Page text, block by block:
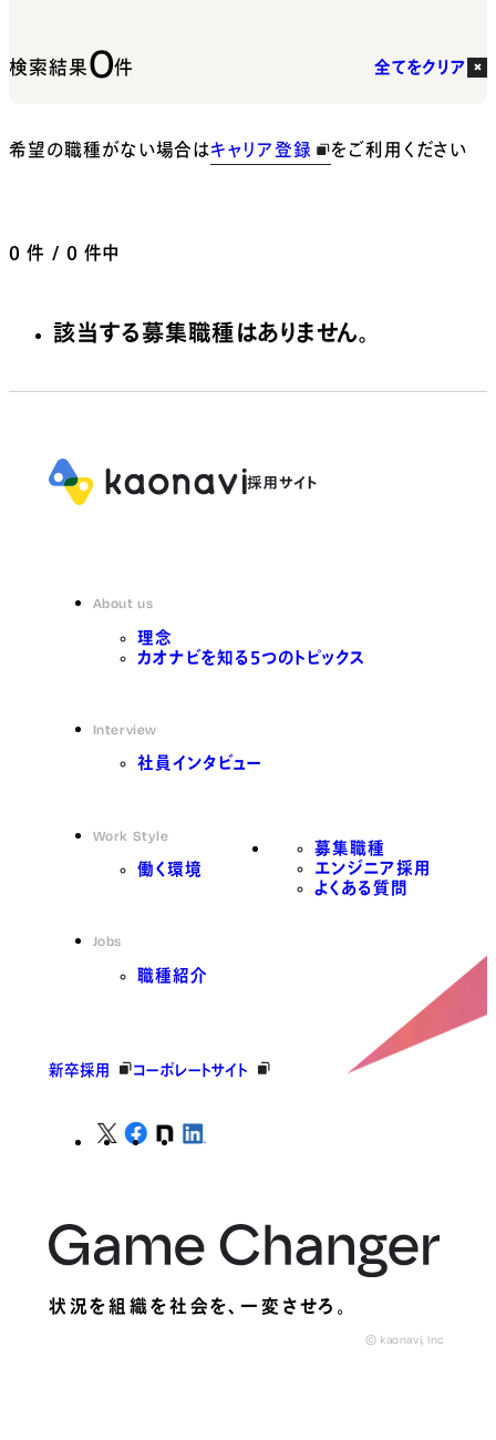
検索結果0件 全てをクリア
希望の職種がない場合はキャリア登録 をご利用ください
0 件 / 0 件中
該当する募集職種はありません。
About us
理念
カオナビを知る5つのトピックス
Interview
社員インタビュー
Work Style
働く環境
Jobs
職種紹介
募集職種
エンジニア採用
よくある質問
新卒採用 コーポレートサイト
状況を組織を社会を、一変させろ。
© kaonavi, Inc